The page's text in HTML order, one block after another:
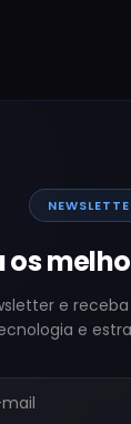
os
e
e